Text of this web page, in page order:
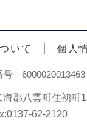
いて 個人
6000020013463
郡八雲町住初町
62-2120